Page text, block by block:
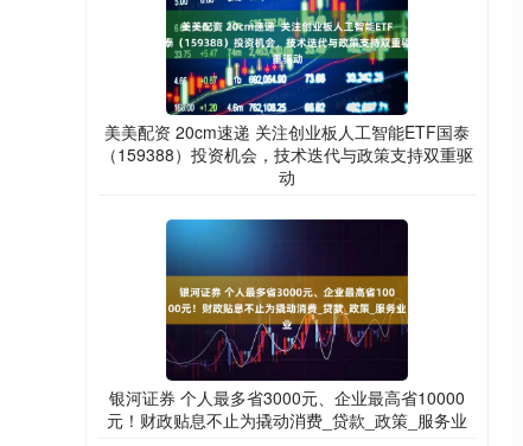
美美配资 20cm速递 关注创业板人工智能ETF国泰
（159388）投资机会，技术迭代与政策支持双重驱
动
银河证券 个人最多省3000元、企业最高省10000
元！财政贴息不止为撬动消费_贷款_政策_服务业